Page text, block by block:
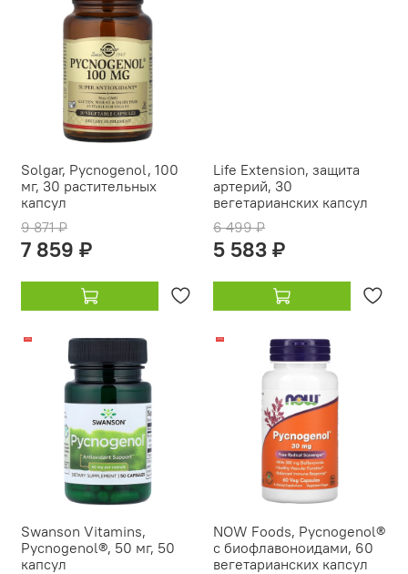
Solgar, Pycnogenol, 100
мг, 30 растительных
капсул
9 871 ₽
7 859 ₽
Life Extension, защита
артерий, 30
вегетарианских капсул
6 499 ₽
5 583 ₽
-12%
Swanson Vitamins,
Pycnogenol®, 50 мг, 50
капсул
-12%
NOW Foods, Pycnogenol®
с биофлавоноидами, 60
вегетарианских капсул